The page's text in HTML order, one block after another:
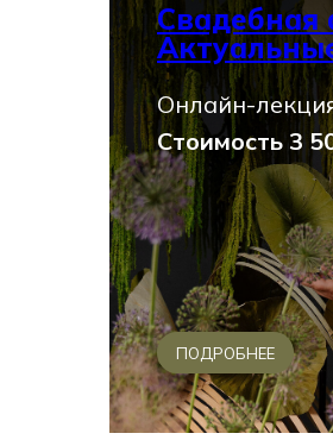
Свадебная
Онлайн-
Стоимость 3
ПОДРОБНЕЕ